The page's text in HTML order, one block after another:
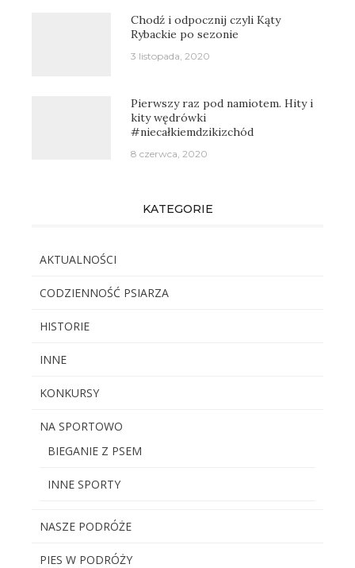
Chodź i odpocznij czyli Kąty
Rybackie po sezonie
3 listopada, 2020
Pierwszy raz pod namiotem. Hity i
kity wędrówki
#niecałkiemdzikizchód
8 czerwca, 2020
KATEGORIE
AKTUALNOŚCI
CODZIENNOŚĆ PSIARZA
HISTORIE
INNE
KONKURSY
NA SPORTOWO
BIEGANIE Z PSEM
INNE SPORTY
NASZE PODRÓŻE
PIES W PODRÓŻY